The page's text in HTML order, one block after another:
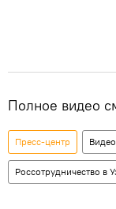
Полное видео
Пресс-центр Видео
Россотрудничество в